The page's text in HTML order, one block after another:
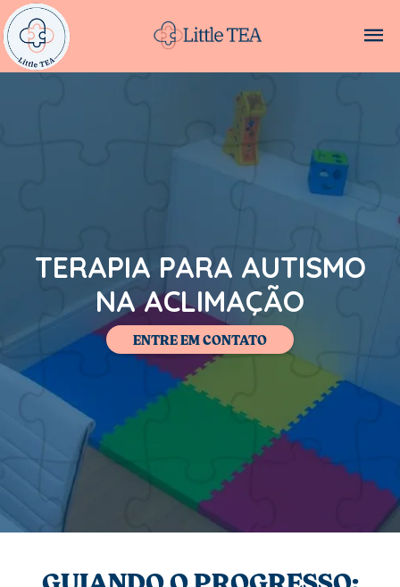
TERAPIA PARA AUTISMO
NA ACLIMAÇÃO
ENTRE EM CONTATO